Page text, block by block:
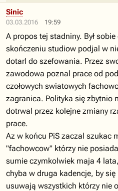
03.03.2016 19:59
Sinic
A propos tej stadniny. Był
skończeniu studiow podjal w
dotarl do szefowania. Przez
zawodowa poznal prace od
czołowych swiatowych
zagranica. Polityka się zbytnio
dotrwal przez kolejne zmiany
prace.
Az w końcu PiS zaczal szukac
"fachowcow" którzy nie
sumie czymkolwiek maja 4
chyba w druga kadencje, by
usuwają wszystkich którzy nie